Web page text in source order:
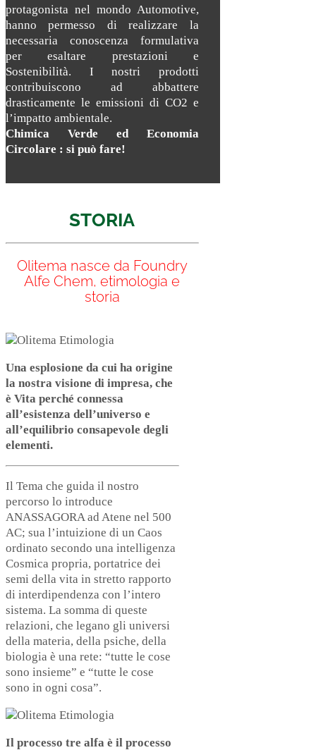
protagonista nel mondo Automotive,
hanno permesso di realizzare la
necessaria conoscenza formulativa
per esaltare prestazioni e
Sostenibilità. I nostri prodotti
contribuiscono ad abbattere
drasticamente le emissioni di CO2 e
l’impatto ambientale.
Chimica Verde ed Economia
Circolare : si può fare!
STORIA
Olitema nasce da Foundry
Alfe Chem, etimologia e
storia
Una esplosione da cui ha origine
la nostra visione di impresa, che
è Vita perché connessa
all’esistenza dell’universo e
all’equilibrio consapevole degli
elementi.
Il Tema che guida il nostro
percorso lo introduce
ANASSAGORA ad Atene nel 500
AC; sua l’intuizione di un Caos
ordinato secondo una intelligenza
Cosmica propria, portatrice dei
semi della vita in stretto rapporto
di interdipendenza con l’intero
sistema. La somma di queste
relazioni, che legano gli universi
della materia, della psiche, della
biologia è una rete: “tutte le cose
sono insieme” e “tutte le cose
sono in ogni cosa”.
Il processo tre alfa è il processo